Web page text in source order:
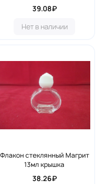
39.08₽
Нет в наличии
Флакон стеклянный Магрит
13мл крышка
38.26₽